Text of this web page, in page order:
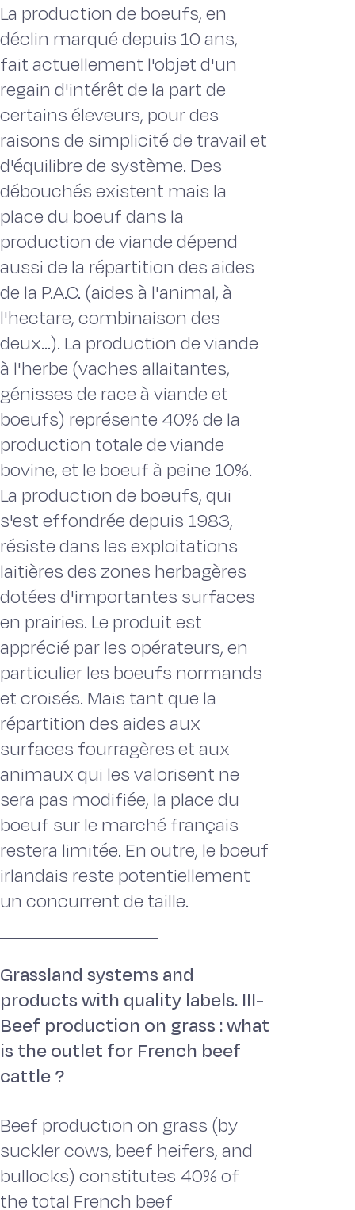
La production de boeufs, en
déclin marqué depuis 10 ans,
fait actuellement l'objet d'un
regain d'intérêt de la part de
certains éleveurs, pour des
raisons de simplicité de travail et
d'équilibre de système. Des
débouchés existent mais la
place du boeuf dans la
production de viande dépend
aussi de la répartition des aides
de la P.A.C. (aides à l'animal, à
l'hectare, combinaison des
deux...). La production de viande
à l'herbe (vaches allaitantes,
génisses de race à viande et
boeufs) représente 40% de la
production totale de viande
bovine, et le boeuf à peine 10%.
La production de boeufs, qui
s'est effondrée depuis 1983,
résiste dans les exploitations
laitières des zones herbagères
dotées d'importantes surfaces
en prairies. Le produit est
apprécié par les opérateurs, en
particulier les boeufs normands
et croisés. Mais tant que la
répartition des aides aux
surfaces fourragères et aux
animaux qui les valorisent ne
sera pas modifiée, la place du
boeuf sur le marché français
restera limitée. En outre, le boeuf
irlandais reste potentiellement
un concurrent de taille.
Grassland systems and
products with quality labels. III-
Beef production on grass : what
is the outlet for French beef
cattle ?
Beef production on grass (by
suckler cows, beef heifers, and
bullocks) constitutes 40% of
the total French beef